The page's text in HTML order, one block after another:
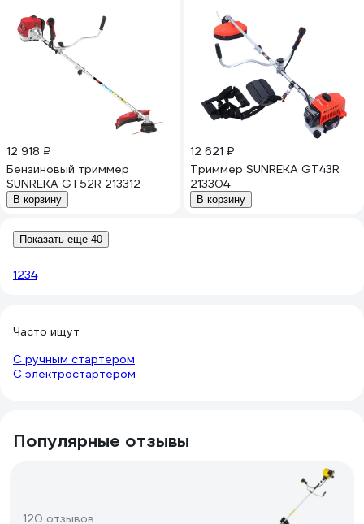
12 918 ₽
Бензиновый триммер
SUNREKA GT52R 213312
В корзину
12 621 ₽
Триммер SUNREKA GT43R
213304
В корзину
Показать еще 40
1234
Часто ищут
С ручным стартером
С электростартером
Популярные отзывы
120 отзывов